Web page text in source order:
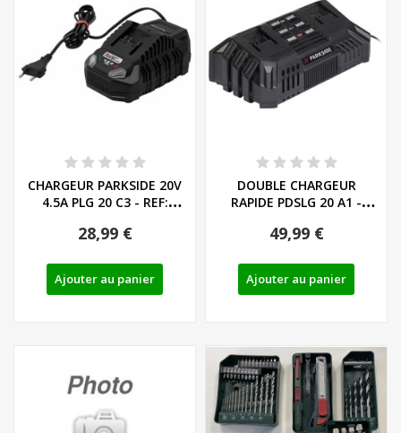
CHARGEUR PARKSIDE 20V
4.5A PLG 20 C3 - REF:
28,99 €
Ajouter au panier
DOUBLE CHARGEUR
RAPIDE PDSLG 20 A1 -
49,99 €
Ajouter au panier